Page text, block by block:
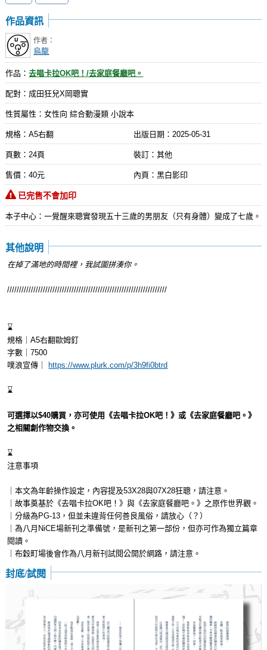
作品資訊
作者：
烏龍
作品：去唱卡拉OK吧！/去家庭餐廳吧。
配對：成田狂兒X岡聰實
性質屬性：女性向 綜合動漫類 小說本
規格：A5右翻 出版日期： 2025-05-31
頁數：24頁 裝訂：其他
售價：40元 內頁：黑白影印
已完售不會加印
本子中心：一覺醒來聰實發現五十三歲的男朋友（只有身體）變成了七歲。
其他說明
在掉了滿地的時間裡，我試圖拼湊你。
///////////////////////////////////////////////////////////////////
⌛
規格｜A5右翻歐姆釘
字數｜7500
噗浪宣傳｜
https://www.plurk.com/p/3h9fi0btrd
⌛
可選擇以$40購買，亦可使用《去唱卡拉OK吧！》或《去家庭餐廳吧。》
之相關創作物交換。
⌛
注意事項
｜本文為年齡操作設定，內容提及53X28與07X28狂聰，請注意。
｜故事奠基於《去唱卡拉OK吧！》與《去家庭餐廳吧。》之原作世界觀。
｜分級為PG-13，但並未違背任何善良風俗，請放心（？）
｜為八月NiCE場新刊之準備號，是新刊之第一部份，但亦可作為獨立篇章
閱讀。
｜布穀町場後會作為八月新刊試閱公開於網路，請注意。
封底/試閱